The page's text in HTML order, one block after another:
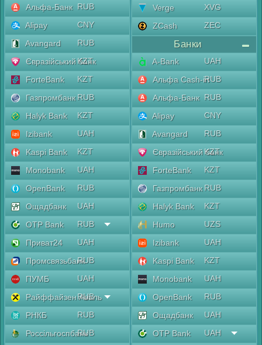
Альфа-Банк RUB
Alipay
CNY
Avangard
RUB
Євразійський банк
KZT
ForteBank
KZT
Газпромбанк RUB
Halyk Bank
KZT
Izibank
UAH
Kaspi Bank
KZT
Monobank
UAH
OpenBank
RUB
Ощадбанк
UAH
OTP Bank
RUB
Приват24
UAH
ПромсвязьбанкRUB
ПУМБ
UAH
Райффайзен Аваль
RUB
РНКБ
RUB
Россільгоспбанк
RUB
Verge
XVG
ZCash
ZEC
Банки
A-Bank
UAH
Альфа Cash-inRUB
Альфа-Банк RUB
Alipay
CNY
Avangard
RUB
Євразійський банк
KZT
ForteBank
KZT
Газпромбанк RUB
Halyk Bank
KZT
Humo
UZS
Izibank
UAH
Kaspi Bank
KZT
Monobank
UAH
OpenBank
RUB
Ощадбанк
UAH
OTP Bank
UAH